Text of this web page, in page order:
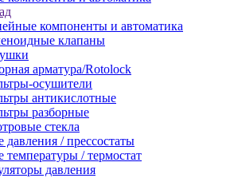
компоненты и автоматика
клапаны
арматура/Rotolock
осушители
антикислотные
разборные
стекла
давления / прессостаты
температуры / термостат
давления